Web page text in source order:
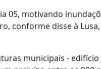
05, motivando
conforme disse à
municipais -